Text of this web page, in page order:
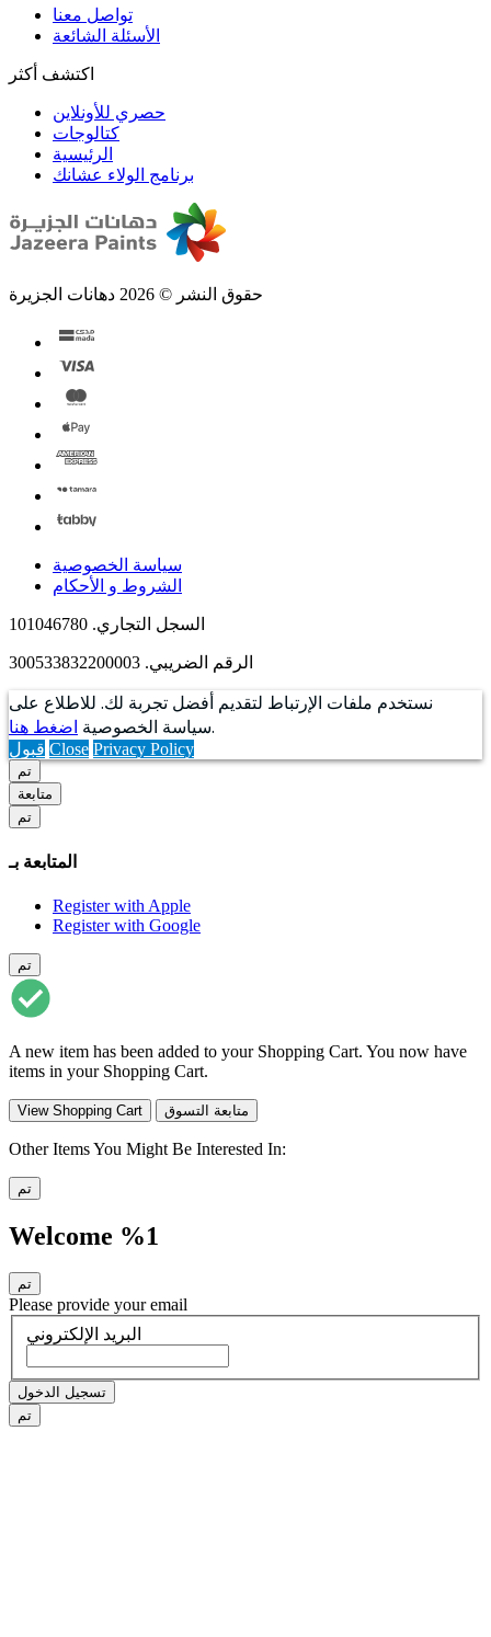
تواصل معنا
الأسئلة الشائعة
اكتشف أكثر
حصري للأونلاين
الرئيسية
برنامج الولاء عشانك
حقوق النشر © 2026 دهانات الجزيرة
سياسة الخصوصية
الشروط و الأحكام
السجل التجاري. 101046780
الرقم الضريبي. 300533832200003
نستخدم ملفات الإرتباط لتقديم أفضل تجربة لك. للاطلاع على
سياسة الخصوصية اضغط هنا .
قبول Close Privacy Policy
تم
متابعة
تم
المتابعة بـ
Register with Apple
Register with Google
تم
A new item has been added to your Shopping Cart. You now have
items in your Shopping Cart.
View Shopping Cart متابعة التسوق
Other Items You Might Be Interested In:
تم
Welcome %1
تم
Please provide your email
البريد الإلكتروني
تسجيل الدخول
تم